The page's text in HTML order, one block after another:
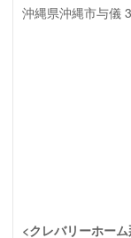
沖縄県沖縄市与儀
<クレバリーホー